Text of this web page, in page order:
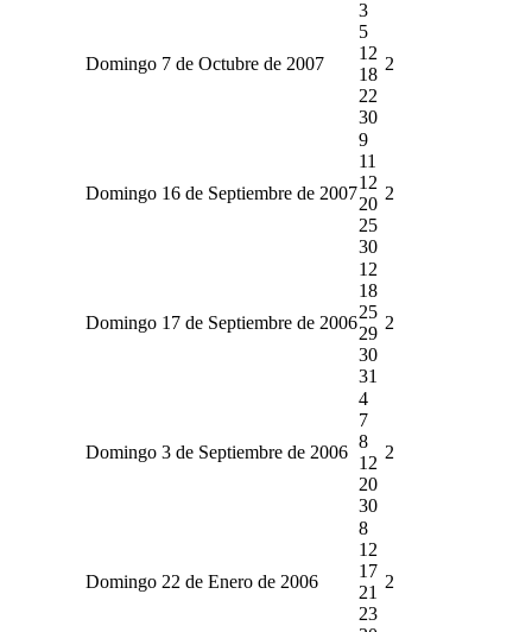
Domingo 7 de Octubre de 2007
3
5
12
18
22
30
2
Domingo 16 de Septiembre de 2007
9
11
12
20
25
30
2
Domingo 17 de Septiembre de 2006
12
18
25
29
30
31
2
Domingo 3 de Septiembre de 2006
4
7
8
12
20
30
2
Domingo 22 de Enero de 2006
8
12
17
21
23
2